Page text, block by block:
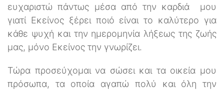
ευχαριστώ πάντως μέσα από την καρδιά μου
γιατί Εκείνος ξέρει ποιό είναι το καλύτερο για
κάθε ψυχή και την ημερομηνία λήξεως της ζωής
μας, μόνο Εκείνος την γνωρίζει.
Τώρα προσεύχομαι να σώσει και τα οικεία μου
πρόσωπα, τα οποία αγαπώ πολύ και όλη την